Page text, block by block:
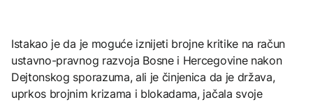
Istakao je da je moguće iznijeti brojne kritike na račun
ustavno-pravnog razvoja Bosne i Hercegovine nakon
Dejtonskog sporazuma, ali je činjenica da je država,
uprkos brojnim krizama i blokadama, jačala svoje